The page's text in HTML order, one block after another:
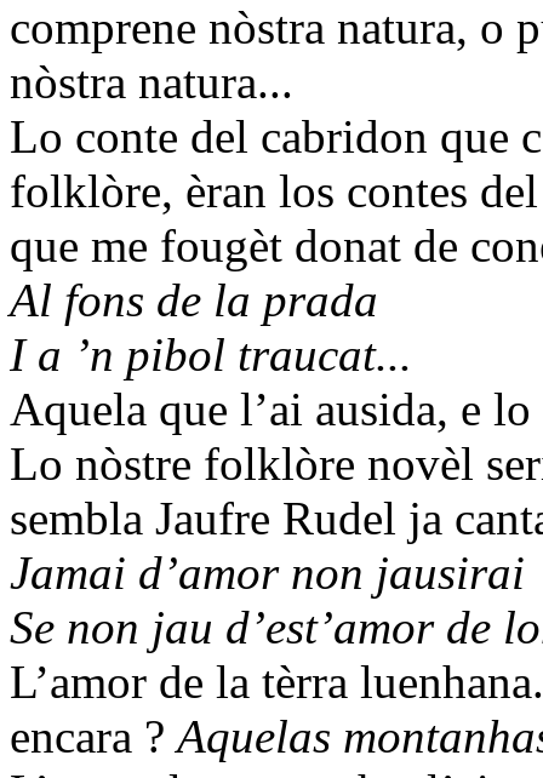
comprene nòstra natura, o
nòstra natura...
Lo conte del cabridon que
folklòre, èran los contes
que me fougèt donat de
Al fons de la prada
I a ’n pibol traucat...
Aquela que l’ai ausida, e
Lo nòstre folklòre novèl
sembla Jaufre Rudel ja
Jamai d’amor non jausirai
Se non jau d’est’amor de
L’amor de la tèrra
encara ?Aquelas